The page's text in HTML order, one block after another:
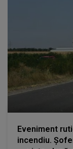
Eveniment
incendiu.